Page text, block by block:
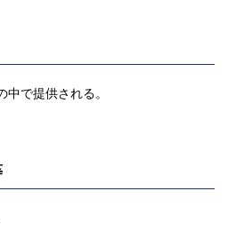
中で提供される。